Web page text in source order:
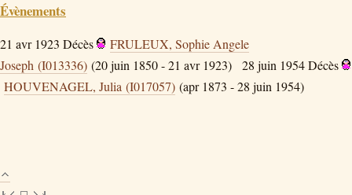
Évènements
21 avr 1923 Décès
FRULEUX, Sophie Angele
Joseph (I013336) (20 juin 1850 - 21 avr 1923) 28 juin 1954Décès
HOUVENAGEL, Julia (I017057) (apr 1873 - 28 juin 1954)